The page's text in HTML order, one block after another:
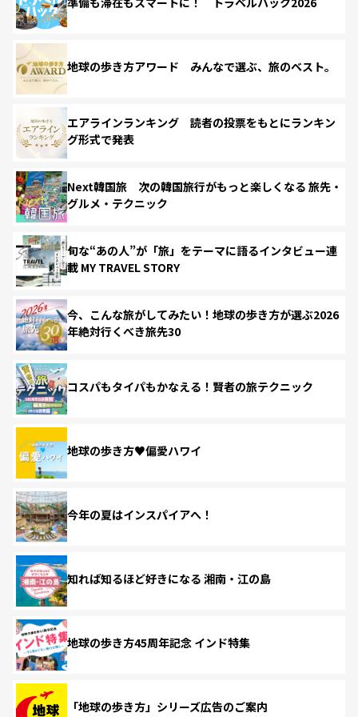
地球の歩き方アワード みんなで選ぶ、旅のベスト。
エアラインランキング 読者の投票をもとにランキン
グ形式で発表
Next韓国旅 次の韓国旅行がもっと楽しくなる 旅先・
グルメ・テクニック
旬な“あの人”が「旅」をテーマに語るインタビュー連
載 MY TRAVEL STORY
今、こんな旅がしてみたい！地球の歩き方が選ぶ2026
年絶対行くべき旅先30
コスパもタイパもかなえる！賢者の旅テクニック
地球の歩き方♥偏愛ハワイ
今年の夏はインスパイアへ！
知れば知るほど好きになる 湘南・江の島
地球の歩き方45周年記念 インド特集
「地球の歩き方」シリーズ広告のご案内